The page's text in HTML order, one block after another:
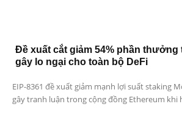
Đề xuất cắt giảm 54% phần thưởng
gây lo ngại cho toàn bộ DeFi
EIP-8361 đề xuất giảm mạnh lợi suất staking
gây tranh luận trong cộng đồng Ethereum khi